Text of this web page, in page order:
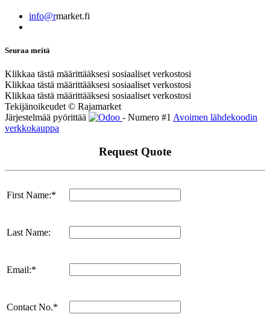
info@rmarket.fi
Seuraa meitä
Klikkaa tästä määrittääksesi sosiaaliset verkostosi
Klikkaa tästä määrittääksesi sosiaaliset verkostosi
Klikkaa tästä määrittääksesi sosiaaliset verkostosi
Tekijänoikeudet © Rajamarket
Järjestelmää pyörittää
- Numero #1 Avoimen lähdekoodin
verkkokauppa
Request Quote
First Name:*
Last Name:
Email:*
Contact No.*